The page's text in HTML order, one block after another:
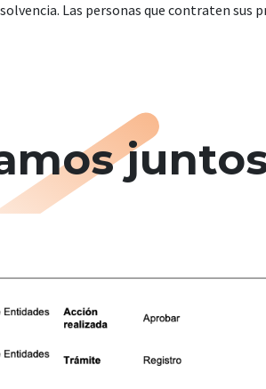
Las personas que contraten sus